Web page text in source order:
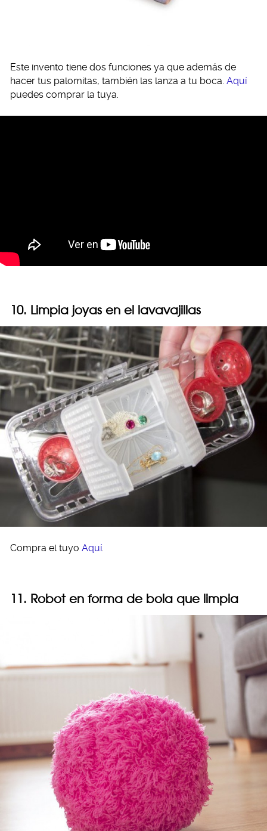
Este invento tiene dos funciones ya que además de
hacer tus palomitas, también las lanza a tu boca. Aquí
puedes comprar la tuya.
10. Limpia joyas en el lavavajillas
Compra el tuyo Aquí.
11. Robot en forma de bola que limpia